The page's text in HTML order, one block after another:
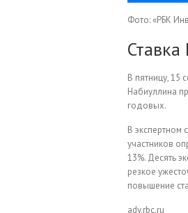
Фото: «РБК
В пятницу, 15
Набиуллина
годовых.
В экспертном
участников
13%. Десять
резкое
повышение
adv.rbc.ru